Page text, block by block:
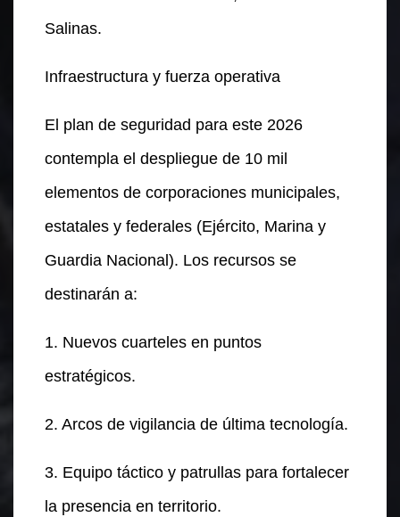
Salinas.
Infraestructura y fuerza operativa
El plan de seguridad para este 2026
contempla el despliegue de 10 mil
elementos de corporaciones municipales,
estatales y federales (Ejército, Marina y
Guardia Nacional). Los recursos se
destinarán a:
1. Nuevos cuarteles en puntos
estratégicos.
2. Arcos de vigilancia de última tecnología.
3. Equipo táctico y patrullas para fortalecer
la presencia en territorio.